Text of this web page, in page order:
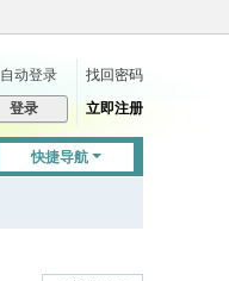
自动登录
找回密码
登录 立即注册
快捷导航